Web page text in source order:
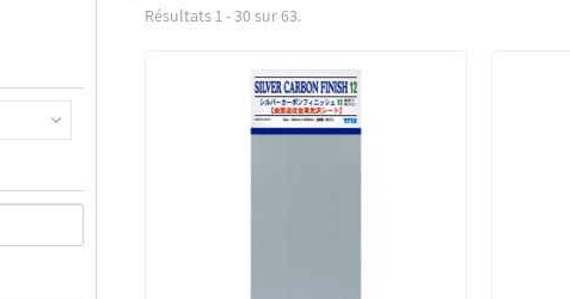
Résultats 1 - 30 sur 63.